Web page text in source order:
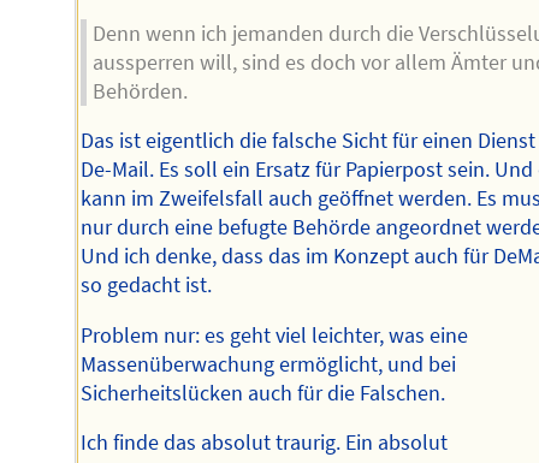
Denn wenn ich jemanden durch die
aussperren will, sind es doch vor allem Ämter
Behörden.
Das ist eigentlich die falsche Sicht für einen
De-Mail. Es soll ein Ersatz für Papierpost sein. Und
kann im Zweifelsfall auch geöffnet werden. Es
nur durch eine befugte Behörde angeordnet
Und ich denke, dass das im Konzept auch für
so gedacht ist.
Problem nur: es geht viel leichter, was eine
Massenüberwachung ermöglicht, und bei
Sicherheitslücken auch für die Falschen.
Ich finde das absolut traurig. Ein absolut